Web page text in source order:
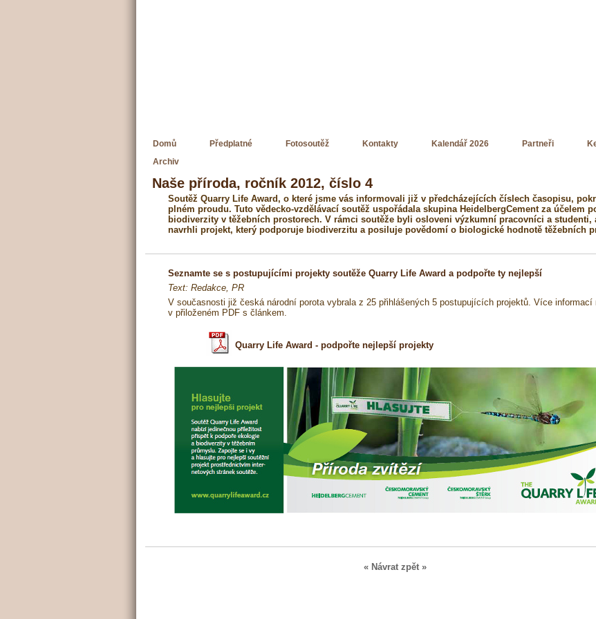
Domů Předplatné Fotosoutěž Kontakty Kalendář 2026 Partneři
Archiv
Naše příroda, ročník 2012, číslo 4
Soutěž Quarry Life Award, o které jsme vás informovali již v předcházejících číslech časopisu,
plném proudu. Tuto vědecko-vzdělávací soutěž uspořádala skupina HeidelbergCement za účelem
biodiverzity v těžebních prostorech. V rámci soutěže byli osloveni výzkumní pracovníci a studenti,
navrhli projekt, který podporuje biodiverzitu a posiluje povědomí o biologické hodnotě těžebních
Seznamte se s postupujícími projekty soutěže Quarry Life Award a podpořte ty nejlepší
Text: Redakce, PR
V současnosti již česká národní porota vybrala z 25 přihlášených 5 postupujících projektů. Více informací
v přiloženém PDF s článkem.
Quarry Life Award - podpořte nejlepší projekty
« Návrat zpět »